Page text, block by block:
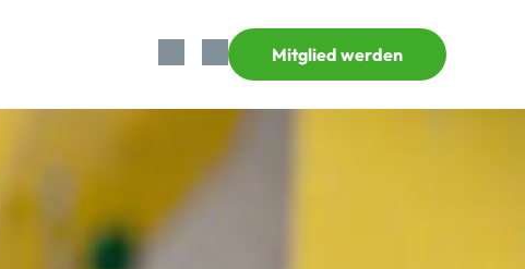
Mitglied werden